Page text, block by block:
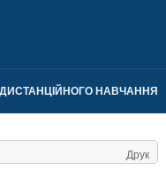
НАВЧАННЯ
Друк